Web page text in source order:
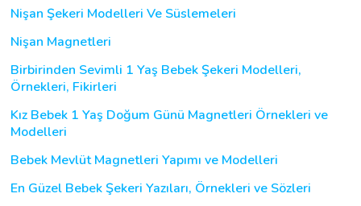
Nişan Şekeri Modelleri Ve Süslemeleri
Nişan Magnetleri
Birbirinden Sevimli 1 Yaş Bebek Şekeri Modelleri,
Örnekleri, Fikirleri
Kız Bebek 1 Yaş Doğum Günü Magnetleri Örnekleri ve
Modelleri
Bebek Mevlüt Magnetleri Yapımı ve Modelleri
En Güzel Bebek Şekeri Yazıları, Örnekleri ve Sözleri